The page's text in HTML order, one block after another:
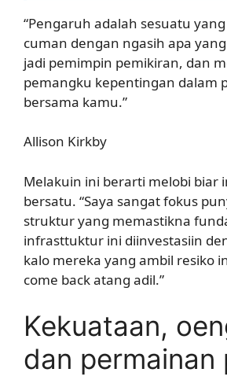
“Pengaruh adalah sesuatu
cuman dengan ngasih apa
jadi pemimpin pemikiran, dan
pemangku kepentingan dalam
bersama kamu.”
Allison Kirkby
Melakuin ini berarti melobi biar
bersatu. “Saya sangat fokus
struktur yang memastikna
infrasttuktur ini diinvestasiin
kalo mereka yang ambil resiko
come back atang adil.”
Kekuataan,
dan permainan